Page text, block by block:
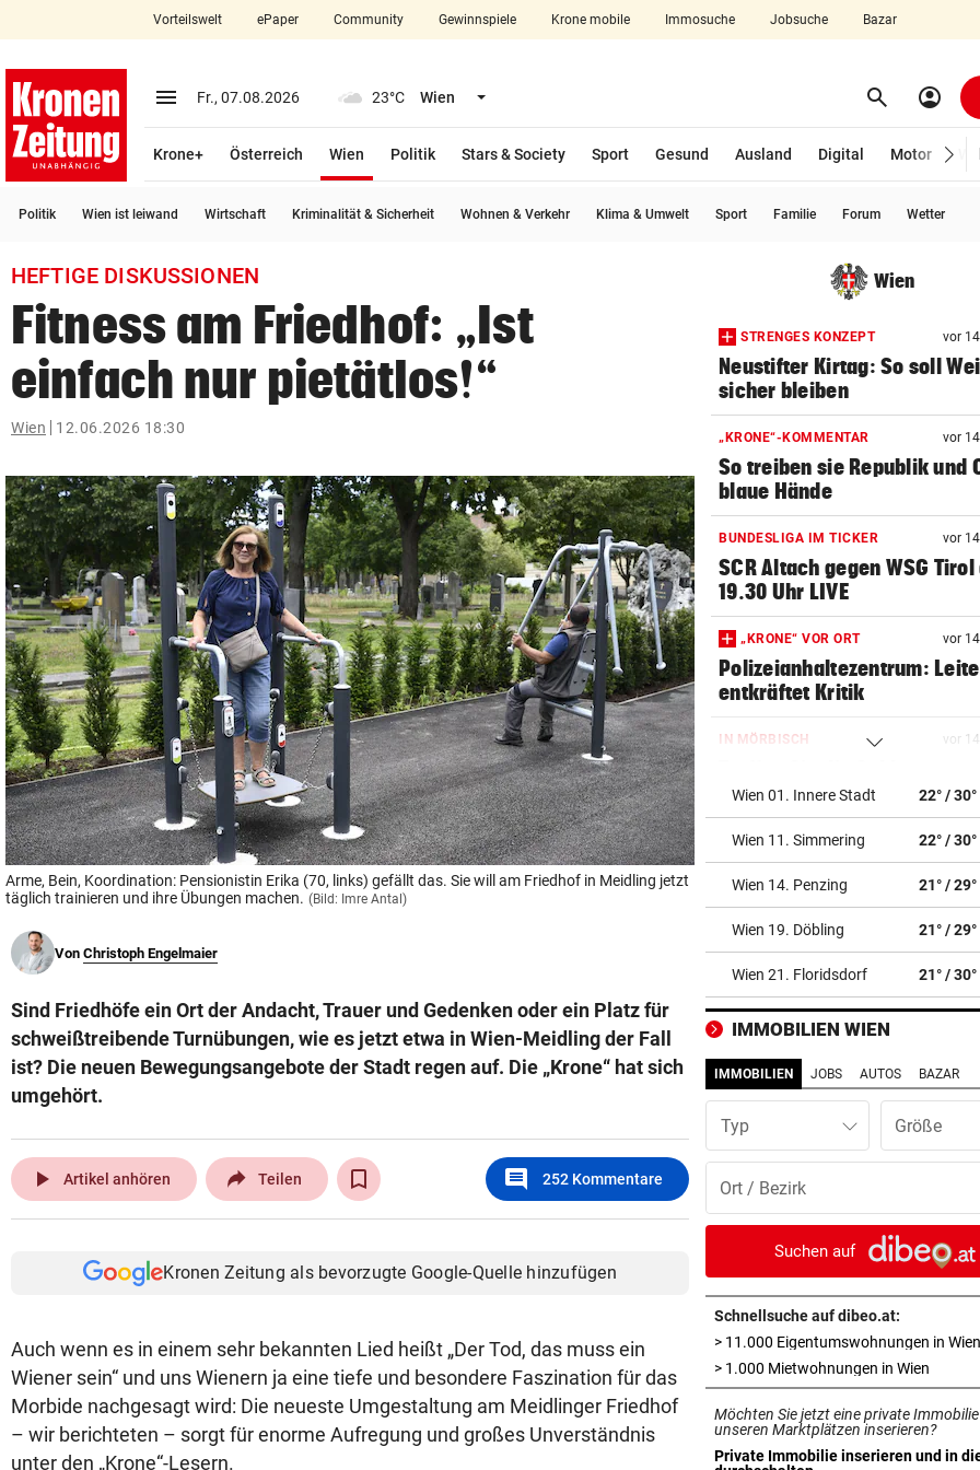
closeSchließen
account_circle Anmelden
arrow_right
bookmark
search
Suchbegriff
eingeben
© Krone Multimedia GmbH & Co KG 2026
Muthgasse 2, 1190 Wien
Vorteilswelt ePaper Community Gewinnspiele Krone mobile Immosuche Jobsuche Bazar
menu Menü aufklappen
Fr., 07.08.2026 23°C Wien Menü aufklappen search Suchen
account_circle
Krone+ Österreich Wien
Politik
Stars & Society Sport Gesund Ausland Digital Motor
Politik Wien ist leiwand Wirtschaft Kriminalität & Sicherheit Wohnen & Verkehr Klima & Umwelt Sport Familie Forum Wetter
HEFTIGE DISKUSSIONEN
Fitness am Friedhof: „Ist
einfach nur pietätlos!“
Wien 12.06.2026 18:30
Arme, Bein, Koordination: Pensionistin Erika (70, links) gefällt das. Sie will am Friedhof in Meidling jetzt
täglich trainieren und ihre Übungen machen. (Bild: Imre Antal)
Von Christoph Engelmaier
Sind Friedhöfe ein Ort der Andacht, Trauer und Gedenken oder ein Platz für
schweißtreibende Turnübungen, wie es jetzt etwa in Wien-Meidling der Fall
ist? Die neuen Bewegungsangebote der Stadt regen auf. Die „Krone“ hat sich
umgehört.
play_arrow Artikel anhören Teilen comment 252 Kommentare
Kronen Zeitung als bevorzugte Google-Quelle hinzufügen
Auch wenn es in einem sehr bekannten Lied heißt „Der Tod, das muss ein
Wiener sein“ und uns Wienern ja eine tiefe und besondere Faszination für das
Morbide nachgesagt wird: Die neueste Umgestaltung am Meidlinger Friedhof
– wir berichteten – sorgt für enorme Aufregung und großes Unverständnis
unter den „Krone“-Lesern.
Wien
STRENGES KONZEPT vor
Neustifter Kirtag: So soll
sicher bleiben
„KRONE“-KOMMENTAR vor
So treiben sie Republik und
blaue Hände
BUNDESLIGA IM TICKER vor
SCR Altach gegen WSG Tirol
19.30 Uhr LIVE
„KRONE“ VOR ORT vor
Polizeianhaltezentrum:
entkräftet Kritik
IN MÖRBISCH vor
Andrea Berg live
ELTERN SCHLUGEN ALARM vor
Lottogewinner schickte
Bilder an Teenager
OKTOBERFEST 2026 vor
Leni Klum präsentiert eigene
Dirndl-Kollektion
„KRONE“-KOMMENTAR
Ein Sieg des Antisemitismus
AUF BURG TAGGENBRUNN
„Totale Eskalation“ mit
WETTLAUF IN EUROPA vor
Wann kommen die Robotaxis
nach Österreich?
MEGA-PROJEKT WACKELT vor
„Im Ausland rollen sie uns
roten Teppich aus“
LIVE IN DER METASTADT vor 5
Wincent Weiss: Fanliebe
Wien 01. Innere Stadt 22° / 30°
Wien 11. Simmering 22° / 30°
Wien 14. Penzing 21° / 29°
Wien 19. Döbling 21° / 29°
Wien 21. Floridsdorf 21° / 30°
IMMOBILIEN WIEN
IMMOBILIEN JOBS AUTOS BAZAR
Typ
Suchen auf
Schnellsuche auf dibeo.at:
> 11.000 Eigentumswohnungen in Wien
> 1.000 Mietwohnungen in Wien
Möchten Sie jetzt eine private
unseren Marktplätzen inserieren?
Private Immobilie inserieren und in